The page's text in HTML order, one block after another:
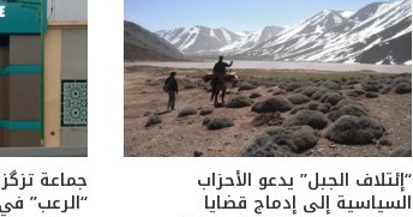
“إئتلاف الجبل” يدعو الأحزاب
السياسية إلى إدماج قضايا
جماعة
“الرعب”